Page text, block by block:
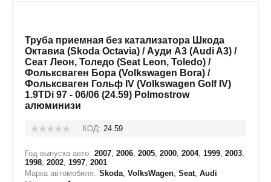
Труба приемная без катализатора Шкода
Октавиа (Skoda Octavia) / Ауди А3 (Audi A3) /
Сеат Леон, Толедо (Seat Leon, Toledo) /
Фольксваген Бора (Volkswagen Bora) /
Фольксваген Гольф IV (Volkswagen Golf IV)
1.9TDi 97 - 06/06 (24.59) Polmostrow
алюминизи
КОД: 24.59
Год выпуска авто: 2007, 2006, 2005, 2000, 2004, 1999, 2003,
1998, 2002, 1997, 2001
Марка автомобиля: Skoda, VolksWagen, Seat, Audi